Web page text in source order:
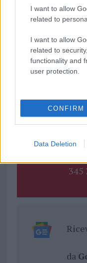
I want to allow
related to
I want to allow
related to
functionality and
user protection.
CONFIRM
Data Deletion
Sagra Delle Cozze
Sámbene Summer
i
345
da